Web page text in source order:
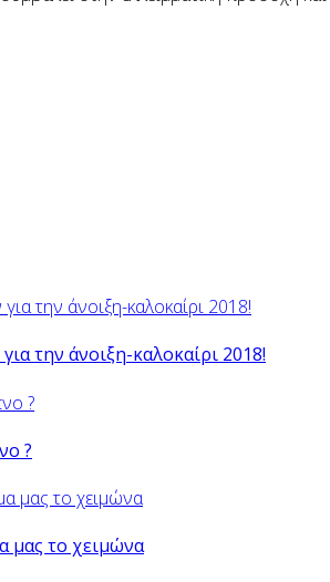
την άνοιξη-καλοκαίρι 2018!
?
μας το χειμώνα